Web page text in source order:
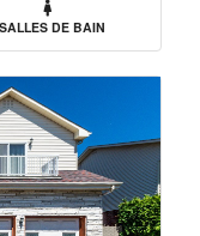
DE BAIN